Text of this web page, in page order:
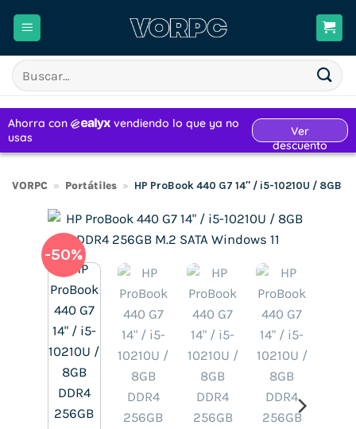
Buscar
por:
VORPC » Portátiles » HP ProBook 440 G7 14″ / i5-10210U / 8GB
-50%